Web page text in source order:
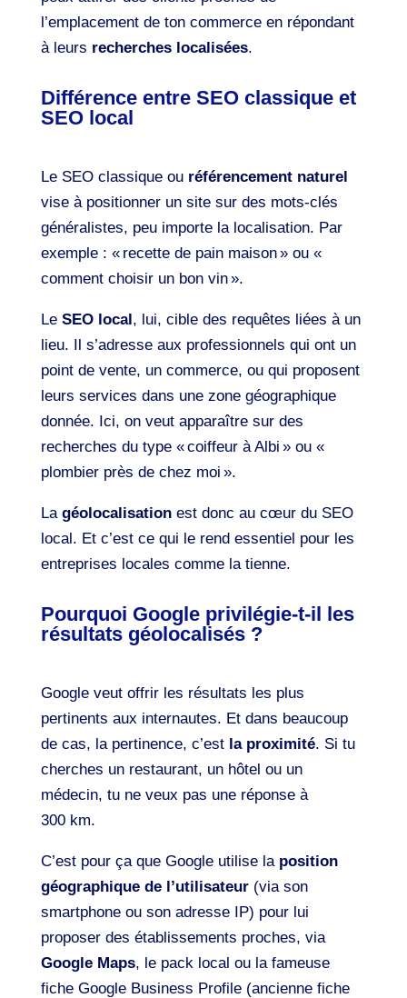
l’emplacement de ton commerce en répondant
à leurs recherches localisées.
Différence entre SEO classique et
SEO local
Le SEO classique ou référencement naturel
vise à positionner un site sur des mots-clés
généralistes, peu importe la localisation. Par
exemple : « recette de pain maison » ou «
comment choisir un bon vin ».
Le SEO local, lui, cible des requêtes liées à un
lieu. Il s’adresse aux professionnels qui ont un
point de vente, un commerce, ou qui proposent
leurs services dans une zone géographique
donnée. Ici, on veut apparaître sur des
recherches du type « coiffeur à Albi » ou «
plombier près de chez moi ».
La géolocalisationest donc au cœur du SEO
local. Et c’est ce qui le rend essentiel pour les
entreprises locales comme la tienne.
Pourquoi Google privilégie-t-il les
résultats géolocalisés ?
Google veut offrir les résultats les plus
pertinents aux internautes. Et dans beaucoup
de cas, la pertinence, c’est la proximité. Si tu
cherches un restaurant, un hôtel ou un
médecin, tu ne veux pas une réponse à
300 km.
C’est pour ça que Google utilise la position
géographique de l’utilisateur(via son
smartphone ou son adresse IP) pour lui
proposer des établissements proches, via
Google Maps, le pack local ou la fameuse
fiche Google Business Profile (ancienne fiche